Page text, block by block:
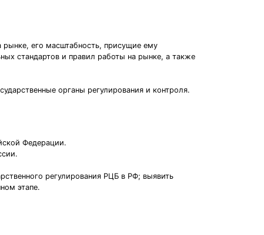
его масштабность, присущие ему
стандартов и правил работы на рынке, а также
органы регулирования и контроля.
Федерации.
регулирования РЦБ в РФ; выявить
этапе.